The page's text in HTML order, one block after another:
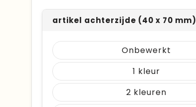
artikel achterzijde (40 x 70 mm)
Onbewerkt
1
2